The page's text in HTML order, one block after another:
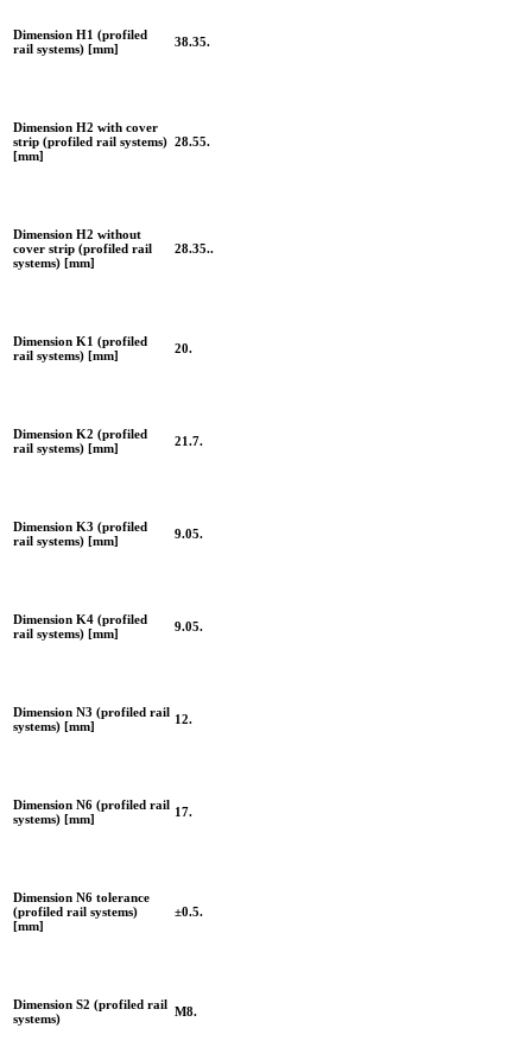
Dimension H1 (profiled
rail systems) [mm]
38.35.
Dimension H2 with cover
strip (profiled rail systems)
[mm]
28.55.
Dimension H2 without
cover strip (profiled rail
systems) [mm]
28.35..
Dimension K1 (profiled
rail systems) [mm]
20.
Dimension K2 (profiled
rail systems) [mm]
21.7.
Dimension K3 (profiled
rail systems) [mm]
9.05.
Dimension K4 (profiled
rail systems) [mm]
9.05.
Dimension N3 (profiled rail
systems) [mm]
12.
Dimension N6 (profiled rail
systems) [mm]
17.
Dimension N6 tolerance
(profiled rail systems)
[mm]
±0.5.
Dimension S2 (profiled rail
systems)
M8.